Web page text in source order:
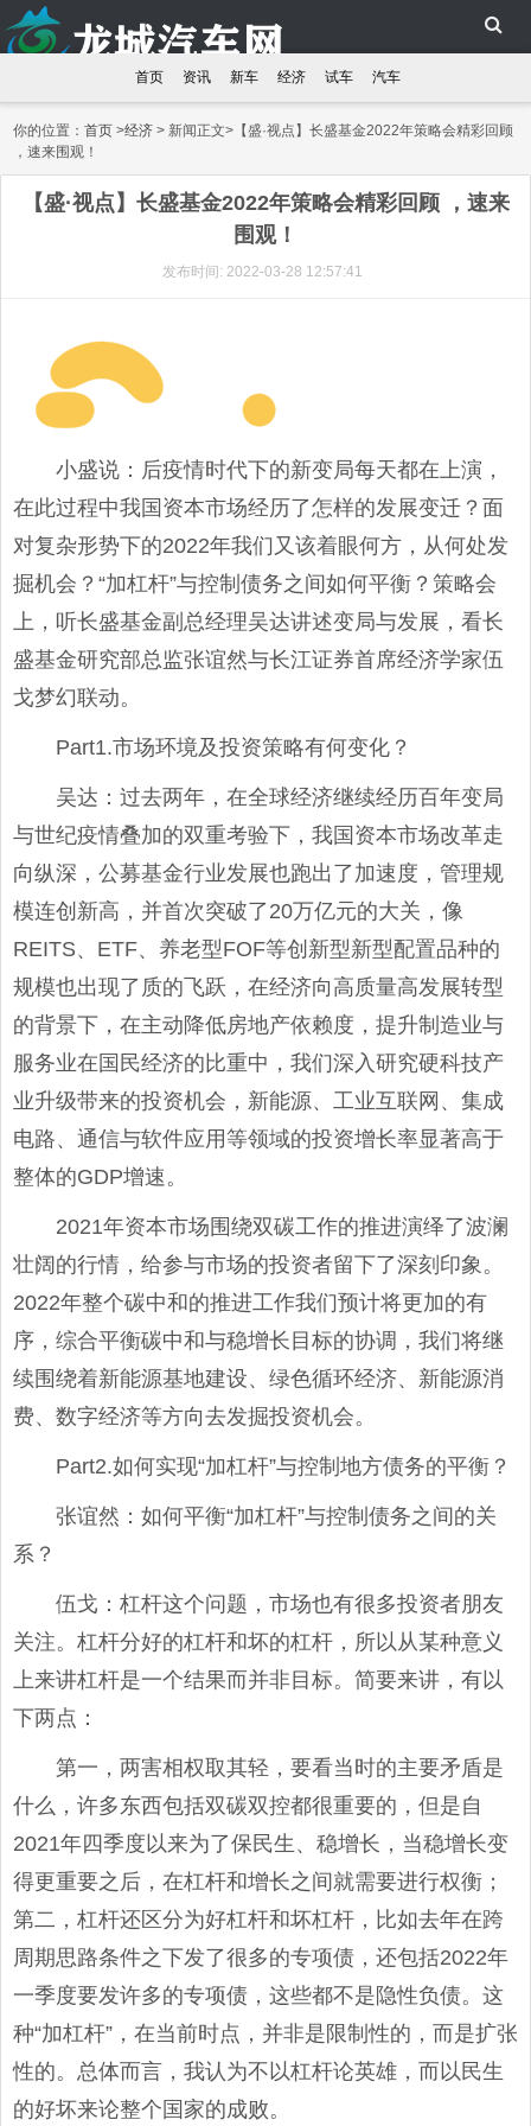
首页 资讯 新车 经济 试车 汽车
你的位置：首页 >经济 > 新闻正文>【盛·视点】长盛基金2022年策略会精彩回顾
，速来围观！
【盛·视点】长盛基金2022年策略会精彩回顾 ，速来
围观！
发布时间: 2022-03-28 12:57:41
小盛说：后疫情时代下的新变局每天都在上演，
在此过程中我国资本市场经历了怎样的发展变迁？面
对复杂形势下的2022年我们又该着眼何方，从何处发
掘机会？“加杠杆”与控制债务之间如何平衡？策略会
上，听长盛基金副总经理吴达讲述变局与发展，看长
盛基金研究部总监张谊然与长江证券首席经济学家伍
戈梦幻联动。
Part1.市场环境及投资策略有何变化？
吴达：过去两年，在全球经济继续经历百年变局
与世纪疫情叠加的双重考验下，我国资本市场改革走
向纵深，公募基金行业发展也跑出了加速度，管理规
模连创新高，并首次突破了20万亿元的大关，像
REITS、ETF、养老型FOF等创新型新型配置品种的
规模也出现了质的飞跃，在经济向高质量高发展转型
的背景下，在主动降低房地产依赖度，提升制造业与
服务业在国民经济的比重中，我们深入研究硬科技产
业升级带来的投资机会，新能源、工业互联网、集成
电路、通信与软件应用等领域的投资增长率显著高于
整体的GDP增速。
2021年资本市场围绕双碳工作的推进演绎了波澜
壮阔的行情，给参与市场的投资者留下了深刻印象。
2022年整个碳中和的推进工作我们预计将更加的有
序，综合平衡碳中和与稳增长目标的协调，我们将继
续围绕着新能源基地建设、绿色循环经济、新能源消
费、数字经济等方向去发掘投资机会。
Part2.如何实现“加杠杆”与控制地方债务的平衡？
张谊然：如何平衡“加杠杆”与控制债务之间的关
系？
伍戈：杠杆这个问题，市场也有很多投资者朋友
关注。杠杆分好的杠杆和坏的杠杆，所以从某种意义
上来讲杠杆是一个结果而并非目标。简要来讲，有以
下两点：
第一，两害相权取其轻，要看当时的主要矛盾是
什么，许多东西包括双碳双控都很重要的，但是自
2021年四季度以来为了保民生、稳增长，当稳增长变
得更重要之后，在杠杆和增长之间就需要进行权衡；
第二，杠杆还区分为好杠杆和坏杠杆，比如去年在跨
周期思路条件之下发了很多的专项债，还包括2022年
一季度要发许多的专项债，这些都不是隐性负债。这
种“加杠杆”，在当前时点，并非是限制性的，而是扩张
性的。总体而言，我认为不以杠杆论英雄，而以民生
的好坏来论整个国家的成败。